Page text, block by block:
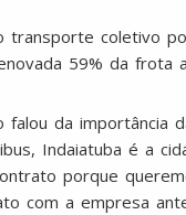
coletivo
59% da frota
da importância
Indaiatuba é a
porque
com a empresa